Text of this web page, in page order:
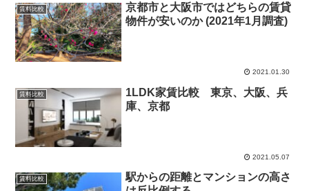
賃料比較
京都市と大阪市ではどちらの賃貸
物件が安いのか (2021年1月調査)
2021.01.30
賃料比較
1LDK家賃比較 東京、大阪、兵
庫、京都
2021.05.07
賃料比較
駅からの距離とマンションの高さ